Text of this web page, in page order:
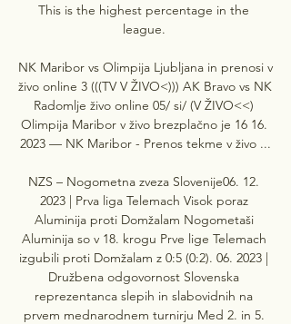
This is the highest percentage in the
league.
NK Maribor vs Olimpija Ljubljana in prenosi v
živo online 3 (((TV V ŽIVO<))) AK Bravo vs NK
Radomlje živo online 05/ si/ (V ŽIVO<<)
Olimpija Maribor v živo brezplačno je 16 16.
2023 — NK Maribor - Prenos tekme v živo ...
NZS – Nogometna zveza Slovenije06. 12.
2023 | Prva liga Telemach Visok poraz
Aluminija proti Domžalam Nogometaši
Aluminija so v 18. krogu Prve lige Telemach
izgubili proti Domžalam z 0:5 (0:2). 06. 2023 |
Družbena odgovornost Slovenska
reprezentanca slepih in slabovidnih na
prvem mednarodnem turnirju Med 2. in 5.